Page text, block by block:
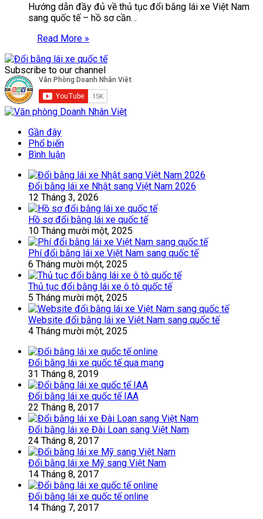
Hướng dẫn đầy đủ về thủ tục đổi bằng lái xe Việt Nam
sang quốc tế – hồ sơ cần…
Read More »
Subscribe to our channel
Gần đây
Phổ biến
Bình luận
Đổi bằng lái xe Nhật sang Việt Nam 2026
12 Tháng 3, 2026
Hồ sơ đổi bằng lái xe quốc tế
10 Tháng mười một, 2025
Phí đổi bằng lái xe Việt Nam sang quốc tế
6 Tháng mười một, 2025
Thủ tục đổi bằng lái xe ô tô quốc tế
5 Tháng mười một, 2025
Website đổi bằng lái xe Việt Nam sang quốc tế
4 Tháng mười một, 2025
Đổi bằng lái xe quốc tế qua mạng
31 Tháng 8, 2019
Đổi bằng lái xe quốc tế IAA
22 Tháng 8, 2017
Đổi bằng lái xe Đài Loan sang Việt Nam
24 Tháng 8, 2017
Đổi bằng lái xe Mỹ sang Việt Nam
14 Tháng 8, 2017
Đổi bằng lái xe quốc tế online
14 Tháng 7, 2017